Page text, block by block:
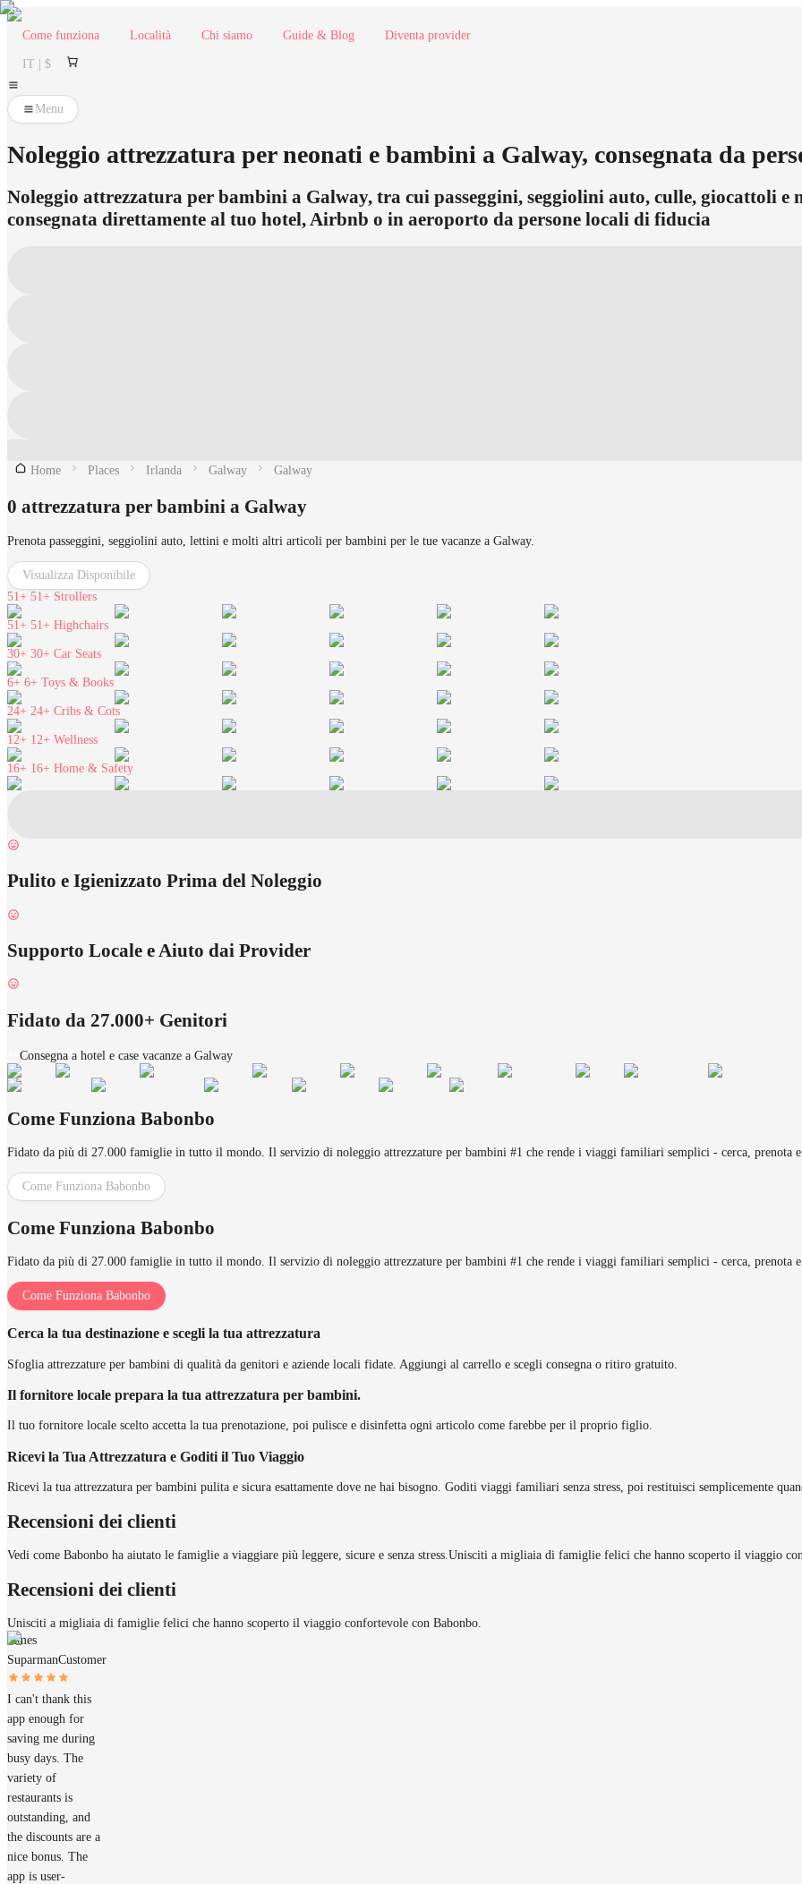
Come funziona Località Chi siamo Guide & Blog Diventa provider
IT | $
Menu
Noleggio attrezzatura per neonati e bambini a Galway, consegnata da
Noleggio attrezzatura per bambini a Galway, tra cui passeggini, seggiolini auto, culle, giocattoli
consegnata direttamente al tuo hotel, Airbnb o in aeroporto da persone locali di fiducia
Home Places Irlanda Galway Galway
0 attrezzatura per bambini a Galway
Prenota passeggini, seggiolini auto, lettini e molti altri articoli per bambini per le tue vacanze a Galway.
Visualizza Disponibile
51+ 51+ Strollers
51+ 51+ Highchairs
30+ 30+ Car Seats
6+ 6+ Toys & Books
24+ 24+ Cribs & Cots
12+ 12+ Wellness
16+ 16+ Home & Safety
Pulito e Igienizzato Prima del Noleggio
Supporto Locale e Aiuto dai Provider
Fidato da 27.000+ Genitori
Consegna a hotel e case vacanze a Galway
Come Funziona Babonbo
Fidato da più di 27.000 famiglie in tutto il mondo. Il servizio di noleggio attrezzature per bambini #1 che rende i viaggi familiari semplici - cerca, prenota
Come Funziona Babonbo
Come Funziona Babonbo
Fidato da più di 27.000 famiglie in tutto il mondo. Il servizio di noleggio attrezzature per bambini #1 che rende i viaggi familiari semplici - cerca, prenota e
Come Funziona Babonbo
Cerca la tua destinazione e scegli la tua attrezzatura
Sfoglia attrezzature per bambini di qualità da genitori e aziende locali fidate. Aggiungi al carrello e scegli consegna o ritiro gratuito.
Il fornitore locale prepara la tua attrezzatura per bambini.
Il tuo fornitore locale scelto accetta la tua prenotazione, poi pulisce e disinfetta ogni articolo come farebbe per il proprio figlio.
Ricevi la Tua Attrezzatura e Goditi il Tuo Viaggio
Ricevi la tua attrezzatura per bambini pulita e sicura esattamente dove ne hai bisogno. Goditi viaggi familiari senza stress, poi restituisci semplicemente
Recensioni dei clienti
Vedi come Babonbo ha aiutato le famiglie a viaggiare più leggere, sicure e senza stress.Unisciti a migliaia di famiglie felici che hanno scoperto il viaggio
Recensioni dei clienti
Unisciti a migliaia di famiglie felici che hanno scoperto il viaggio confortevole con Babonbo.
James
SuparmanCustomer
I can't thank this
app enough for
saving me during
busy days. The
variety of
restaurants is
outstanding, and
the discounts are a
nice bonus. The
app is user-